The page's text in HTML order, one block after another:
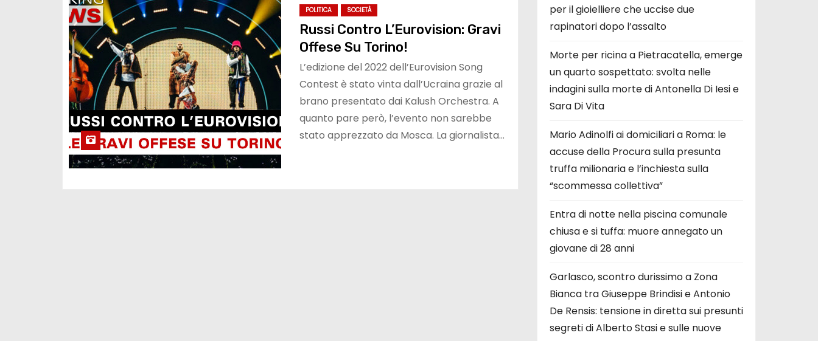
POLITICA SOCIETÀ
Russi Contro L’Eurovision: Gravi
Offese Su Torino!
L’edizione del 2022 dell’Eurovision Song
Contest è stato vinta dall’Ucraina grazie al
brano presentato dai Kalush Orchestra. A
quanto pare però, l’evento non sarebbe
stato apprezzato da Mosca. La giornalista…
per il gioielliere che uccise due
rapinatori dopo l’assalto
Morte per ricina a Pietracatella, emerge
un quarto sospettato: svolta nelle
indagini sulla morte di Antonella Di Iesi e
Sara Di Vita
Mario Adinolfi ai domiciliari a Roma: le
accuse della Procura sulla presunta
truffa milionaria e l’inchiesta sulla
“scommessa collettiva”
Entra di notte nella piscina comunale
chiusa e si tuffa: muore annegato un
giovane di 28 anni
Garlasco, scontro durissimo a Zona
Bianca tra Giuseppe Brindisi e Antonio
De Rensis: tensione in diretta sui presunti
segreti di Alberto Stasi e sulle nuove